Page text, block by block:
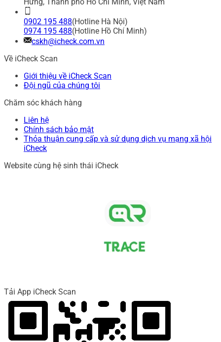
Hưng, Thành phố Hồ Chí Minh, Việt Nam
0902 195 488(Hotline Hà Nội)
0974 195 488(Hotline Hồ Chí Minh)
cskh@icheck.com.vn
Về iCheck Scan
Giới thiệu về iCheck Scan
Đội ngũ của chúng tôi
Chăm sóc khách hàng
Liên hệ
Chính sách bảo mật
Thỏa thuận cung cấp và sử dụng dịch vụ mạng xã hội
iCheck
Website cùng hệ sinh thái iCheck
Tải App iCheck Scan